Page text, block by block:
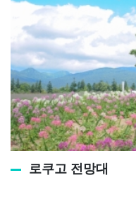
로쿠고 전망대